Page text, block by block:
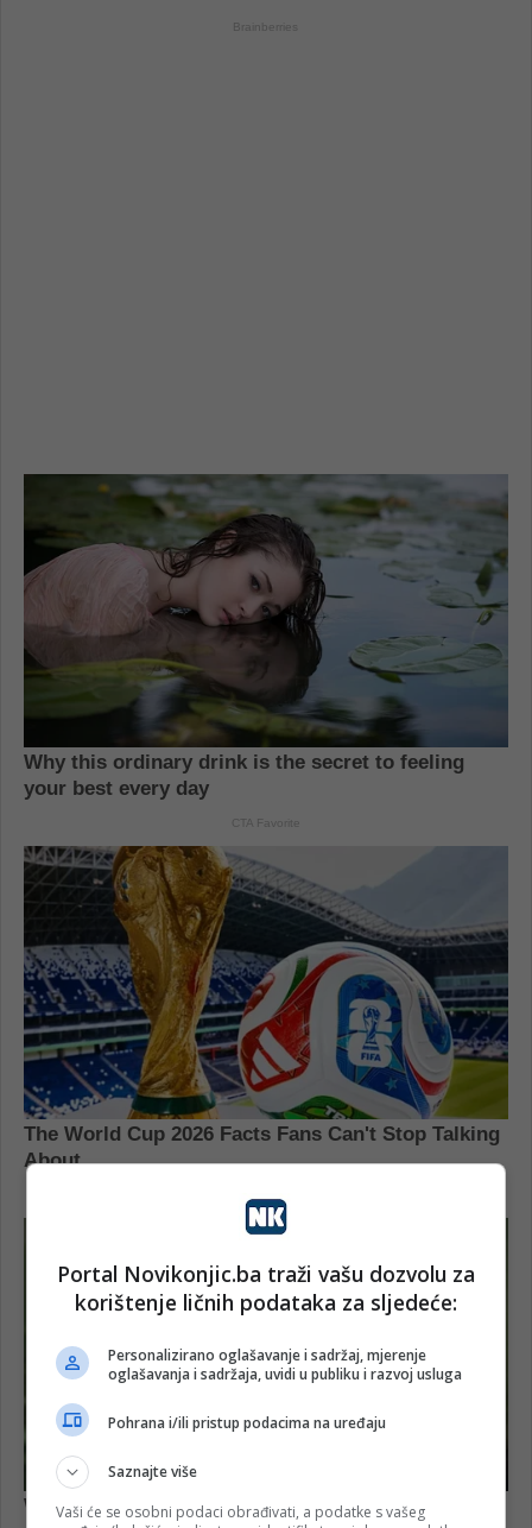
Portal Novikonjic.ba traži vašu dozvolu za
korištenje ličnih podataka za sljedeće:
Personalizirano oglašavanje i sadržaj, mjerenje
oglašavanja i sadržaja, uvidi u publiku i razvoj usluga
Pohrana i/ili pristup podacima na uređaju
Saznajte više
Vaši će se osobni podaci obrađivati, a podatke s vašeg